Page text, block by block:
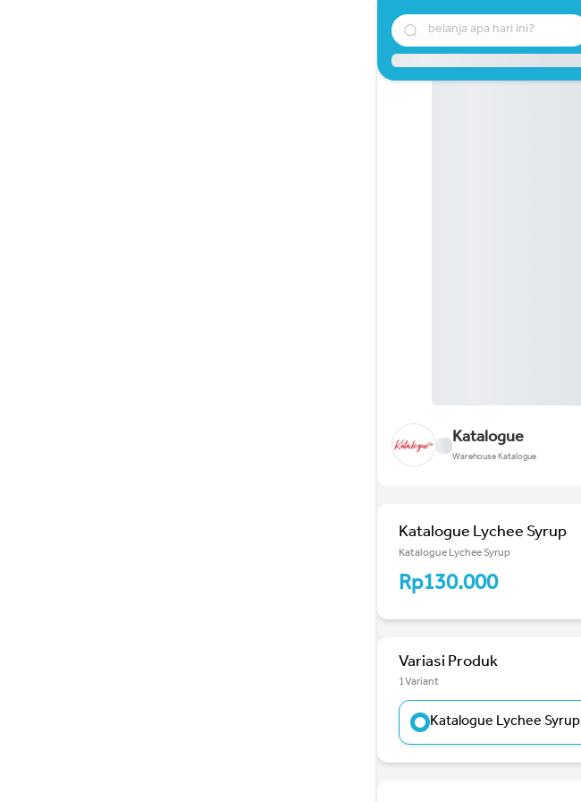
belanja apa hari ini?
Katalogue
Warehouse Katalogue
Katalogue Lychee Syrup
Katalogue Lychee Syrup
Rp130.000
Variasi Produk
1Variant
Katalogue Lychee Syrup